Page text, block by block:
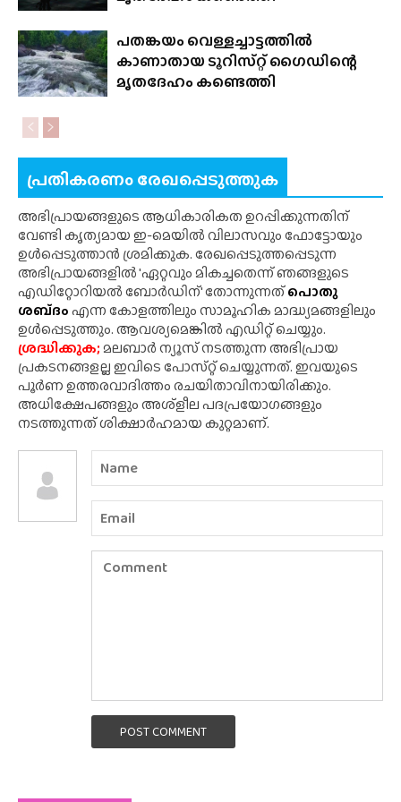
പതങ്കയം വെള്ളച്ചാട്ടത്തിൽ
കാണാതായ ടൂറിസ്‌റ്റ് ഗൈഡിന്റെ
മൃതദേഹം കണ്ടെത്തി
പ്രതികരണം രേഖപ്പെടുത്തുക
അഭിപ്രായങ്ങളുടെ ആധികാരികത ഉറപ്പിക്കുന്നതിന്
വേണ്ടി കൃത്യമായ ഇ-മെയിൽ വിലാസവും ഫോട്ടോയും
ഉൾപ്പെടുത്താൻ ശ്രമിക്കുക. രേഖപ്പെടുത്തപ്പെടുന്ന
അഭിപ്രായങ്ങളിൽ 'ഏറ്റവും മികച്ചതെന്ന് ഞങ്ങളുടെ
എഡിറ്റോറിയൽ ബോർഡിന്' തോന്നുന്നത്പൊതു
ശബ്‌ദംഎന്ന കോളത്തിലും സാമൂഹിക മാദ്ധ്യമങ്ങളിലും
ഉൾപ്പെടുത്തും. ആവശ്യമെങ്കിൽ എഡിറ്റ് ചെയ്യും.
ശ്രദ്ധിക്കുക;മലബാർ ന്യൂസ് നടത്തുന്ന അഭിപ്രായ
പ്രകടനങ്ങളല്ല ഇവിടെ പോസ്‌റ്റ് ചെയ്യുന്നത്. ഇവയുടെ
പൂർണ ഉത്തരവാദിത്തം രചയിതാവിനായിരിക്കും.
അധിക്ഷേപങ്ങളും അശ്‌ളീല പദപ്രയോഗങ്ങളും
നടത്തുന്നത് ശിക്ഷാർഹമായ കുറ്റമാണ്.
POST COMMENT